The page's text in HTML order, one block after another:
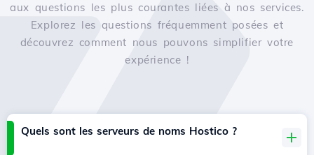
aux questions les plus courantes liées à nos services.
Explorez les questions fréquemment posées et
découvrez comment nous pouvons simplifier votre
expérience !
Quels sont les serveurs de noms Hostico ?